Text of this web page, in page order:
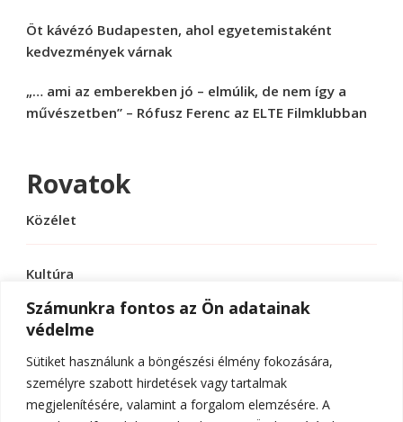
Számunkra fontos az Ön adatainak
védelme
Sütiket használunk a böngészési élmény fokozására,
személyre szabott hirdetések vagy tartalmak
megjelenítésére, valamint a forgalom elemzésére. A
Öt kávézó Budapesten, ahol egyetemistaként
kedvezmények várnak
„… ami az emberekben jó – elmúlik, de nem így a
művészetben” – Rófusz Ferenc az ELTE Filmklubban
Rovatok
Közélet
Kultúra
Sport
Tudomány